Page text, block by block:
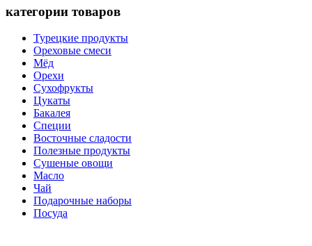
категории товаров
Турецкие продукты
Ореховые смеси
Мёд
Орехи
Сухофрукты
Цукаты
Бакалея
Специи
Восточные сладости
Полезные продукты
Сушеные овощи
Масло
Чай
Подарочные наборы
Посуда